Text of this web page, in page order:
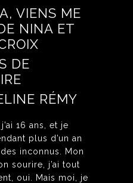
VIENS ME
NINA ET
DE
RÉMY
16 ans, et je
plus d’un an
inconnus. Mon
sourire, j’ai tout
oui. Mais moi, je